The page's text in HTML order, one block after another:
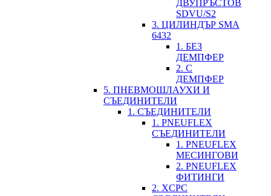
ДВУПРЪСТОВ
SDVU/S2
3. ЦИЛИНДЪР SMA
6432
1. БЕЗ
ДЕМПФЕР
2. С
ДЕМПФЕР
5. ПНЕВМОШЛАУХИ И
СЪЕДИНИТЕЛИ
1. СЪЕДИНИТЕЛИ
1. PNEUFLEX
СЪЕДИНИТЕЛИ
1. PNEUFLEX
МЕСИНГОВИ
2. PNEUFLEX
ФИТИНГИ
2. XCPC